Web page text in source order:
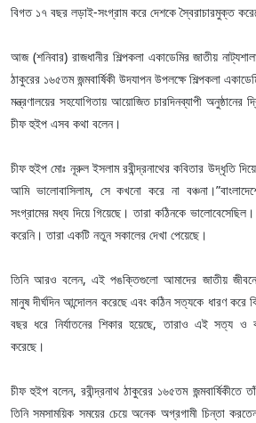
বিগত ১৭ বছর লড়াই-সংগ্রাম করে দেশকে স্বৈরাচারমুক্ত
আজ (শনিবার) রাজধানীর শিল্পকলা একাডেমির জাতীয়
ঠাকুরের ১৬৫তম জন্মবার্ষিকী উদযাপন উপলক্ষে শিল্পকলা
মন্ত্রণালয়ের সহযোগিতায় আয়োজিত চারদিনব্যাপী অনুষ্ঠানের
চীফ হুইপ এসব কথা বলেন।
চীফ হুইপ মোঃ নূরুল ইসলাম রবীন্দ্রনাথের কবিতার উদ্ধৃতি
আমি ভালোবাসিলাম, সে কখনো করে না
সংগ্রামের মধ্য দিয়ে গিয়েছে। তারা কঠিনকে
করেনি। তারা একটি নতুন সকালের দেখা পেয়েছে।
তিনি আরও বলেন, এই পঙক্তিগুলো আমাদের জাতীয়
মানুষ দীর্ঘদিন আন্দোলন করেছে এবং কঠিন সত্যকে ধারণ করে
বছর ধরে নির্যাতনের শিকার হয়েছে, তারাও এই সত্য ও
করেছে।
চীফ হুইপ বলেন, রবীন্দ্রনাথ ঠাকুরের ১৬৫তম জন্মবার্ষিকীতে
তিনি সমসাময়িক সময়ের চেয়ে অনেক অগ্রগামী চিন্তা